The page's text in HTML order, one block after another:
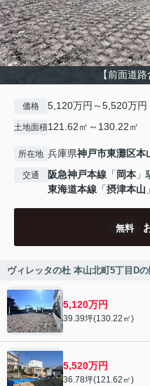
【前面道
価格 5,120万円～5,520万円
土地面積121.62㎡～130.22㎡
所在地 兵庫県神戸市東灘区本
交通 阪急神戸本線 「 岡本
東海道本線 「摂津本山
無料
ヴィレッタの杜 本山北町5丁目D
5,120万円
39.39坪(130.22㎡)
5,520万円
36.78坪(121.62㎡)